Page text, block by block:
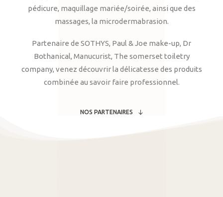
pédicure, maquillage mariée/soirée, ainsi que des
massages, la microdermabrasion.
Partenaire de SOTHYS, Paul & Joe make-up, Dr
Bothanical, Manucurist, The somerset toiletry
company, venez découvrir la délicatesse des produits
combinée au savoir faire professionnel.
NOS PARTENAIRES